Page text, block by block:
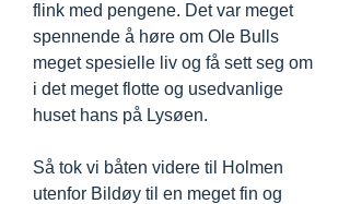
flink med pengene. Det var meget
spennende å høre om Ole Bulls
meget spesielle liv og få sett seg om
i det meget flotte og usedvanlige
huset hans på Lysøen.
Så tok vi båten videre til Holmen
utenfor Bildøy til en meget fin og